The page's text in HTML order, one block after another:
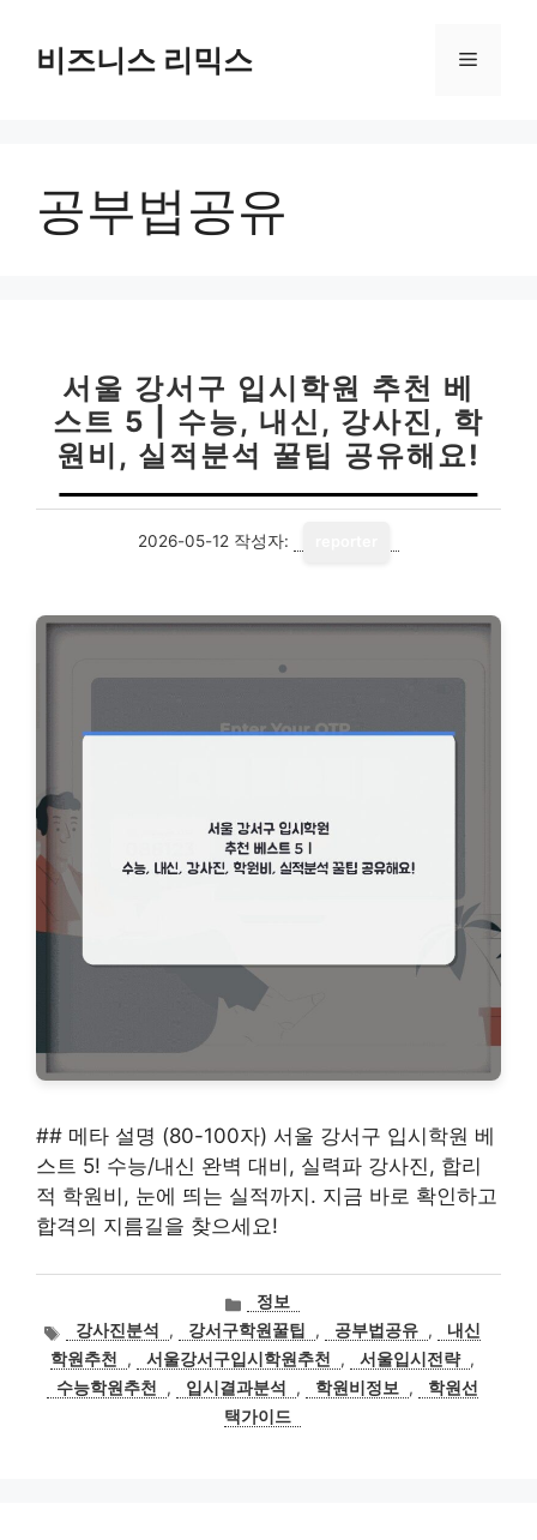
비즈니스 리믹스 메
공부법공유
서울 강서구 입시학원 추천 베
스트 5 | 수능, 내신, 강사진, 학
원비, 실적분석 꿀팁 공유해요!
2026-05-12 작성자:
## 메타 설명 (80-100자) 서울 강서구 입시학원 베
스트 5! 수능/내신 완벽 대비, 실력파 강사진, 합리
적 학원비, 눈에 띄는 실적까지. 지금 바로 확인하고
합격의 지름길을 찾으세요!
카
테
고
리
정보
태
그
강사진분석 , 강서구학원꿀팁 , 공부법공유 ,
내신
학원추천
, 서울강서구입시학원추천 , 서울입시전략 ,
수능학원추천
, 입시결과분석 , 학원비정보 ,
학원선
택가이드